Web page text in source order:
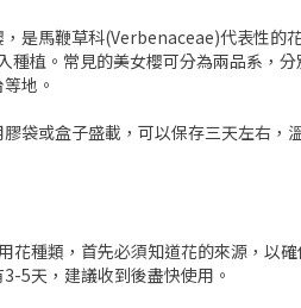
是馬鞭草科(Verbenaceae)代表性的
種植。常見的美女櫻可分為兩品系，
地。
袋或盒子盛載，可以保存三天左右，
花種類，首先必須知道花的來源，以
5天，建議收到後盡快使用。